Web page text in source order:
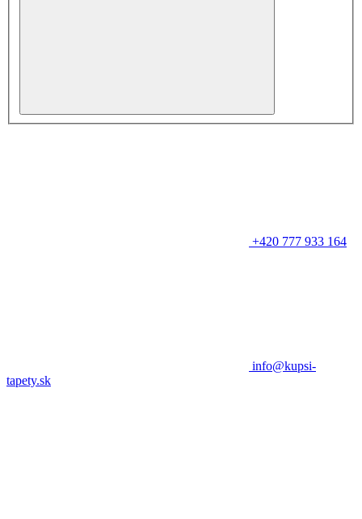
+420 777 933 164
info@kupsi-
tapety.sk